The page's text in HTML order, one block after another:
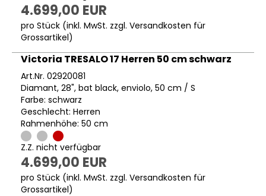
4.699,00 EUR
pro Stück (inkl. MwSt. zzgl. Versandkosten für
Grossartikel)
Victoria TRESALO 17 Herren 50 cm schwarz
Art.Nr. 02920081
Diamant, 28", bat black, enviolo, 50 cm / S
Farbe: schwarz
Geschlecht: Herren
Rahmenhöhe: 50 cm
Z.Z. nicht verfügbar
4.699,00 EUR
pro Stück (inkl. MwSt. zzgl. Versandkosten für
Grossartikel)